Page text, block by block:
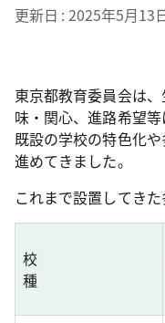
更新日 2025年5月13
東京都教育委員会は
味・関心、進路希望等
既設の学校の特色化
進めてきました。
これまで設置してき
校
種